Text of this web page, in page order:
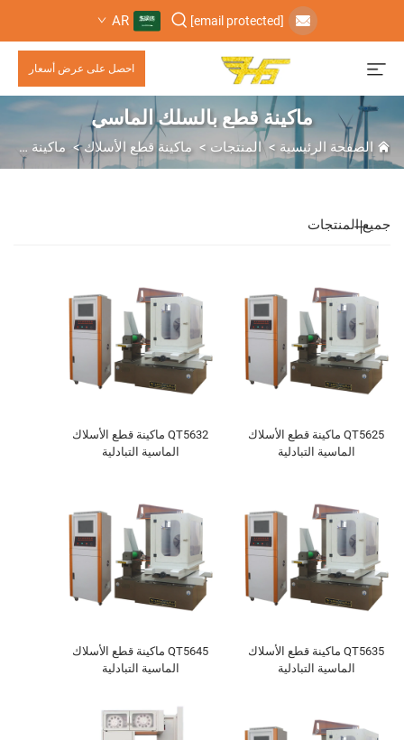
[email protected]
AR
احصل على عرض أسعار
ماكينة قطع بالسلك الماسي
الصفحة الرئيسية >المنتجات > ماكينة قطع الأسلاك> ماكينة قطع بالسلك الماسي
جميع المنتجات
QT5625 ماكينة قطع الأسلاك
الماسية التبادلية
QT5632 ماكينة قطع الأسلاك
الماسية التبادلية
QT5635 ماكينة قطع الأسلاك
الماسية التبادلية
QT5645 ماكينة قطع الأسلاك
الماسية التبادلية